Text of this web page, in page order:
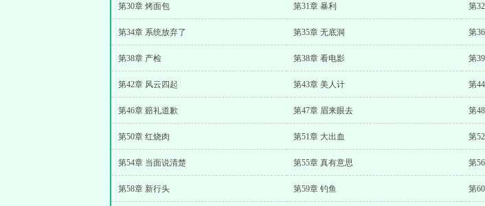
第30章 烤面包 第31章 暴利 第
第34章 系统放弃了 第35章 无底洞 第
第38章 产检 第38章 看电影 第
第42章 风云四起 第43章 美人计 第
第46章 赔礼道歉 第47章 眉来眼去 第
第50章 红烧肉 第51章 大出血 第
第54章 当面说清楚 第55章 真有意思 第
第58章 新行头 第59章 钓鱼 第